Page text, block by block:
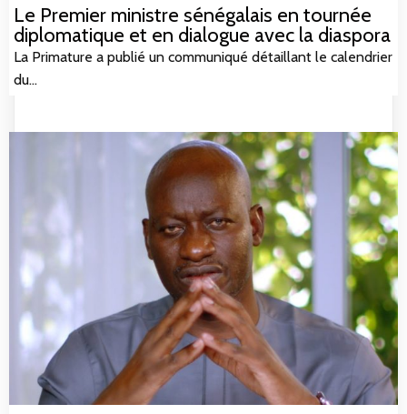
Le Premier ministre sénégalais en tournée
diplomatique et en dialogue avec la diaspora
La Primature a publié un communiqué détaillant le calendrier
du…